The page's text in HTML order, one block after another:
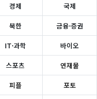
경제 국제
북한 금융·증권
IT·과학 바이오
스포츠 연재물
피플 포토